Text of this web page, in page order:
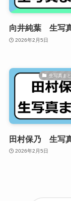
向井純葉 生写
2026年2月5日
生写真ま
田村保乃 生写
2026年2月5日